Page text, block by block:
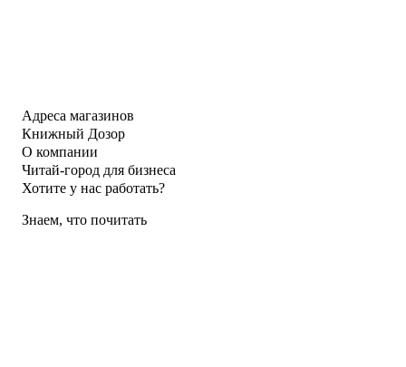
Адреса магазинов
Книжный Дозор
О компании
Читай-город для бизнеса
Хотите у нас работать?
Знаем, что почитать